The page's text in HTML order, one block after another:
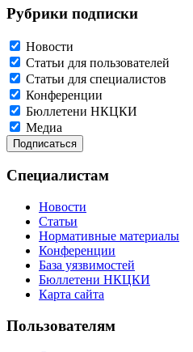
Рубрики подписки
Новости
Статьи для пользователей
Статьи для специалистов
Конференции
Бюллетени НКЦКИ
Медиа
Специалистам
Новости
Статьи
Нормативные материалы
Конференции
База уязвимостей
Бюллетени НКЦКИ
Карта сайта
Пользователям